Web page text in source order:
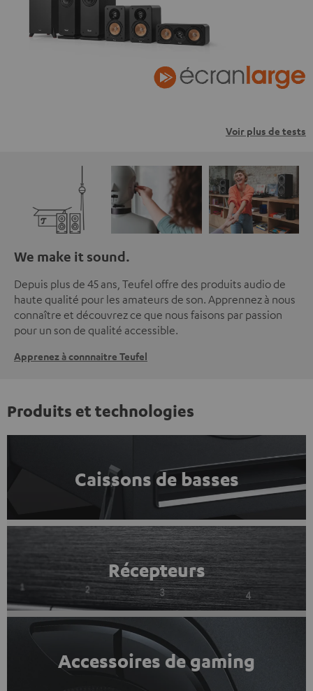
Voir plus de tests
We make it sound.
Depuis plus de 45 ans, Teufel offre des produits audio de
haute qualité pour les amateurs de son. Apprennez à nous
connaître et découvrez ce que nous faisons par passion
pour un son de qualité accessible.
Apprenez à connnaitre Teufel
Produits et technologies
Caissons de basses
Récepteurs
Accessoires de gaming